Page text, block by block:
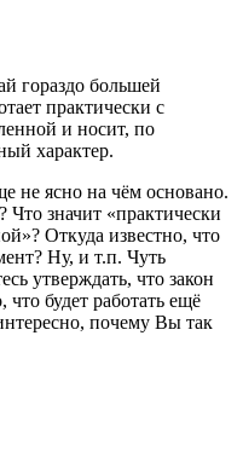
гораздо большей
практически с
и носит, по
характер.
не ясно на чём основано.
Что значит «практически
Откуда известно, что
Ну, и т.п. Чуть
утверждать, что закон
будет работать ещё
почему Вы так